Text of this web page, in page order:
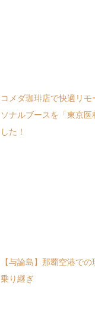
コメダ珈琲店で快適リ
ソナルブースを「東京
した！
【与論島】那覇空港で
乗り継ぎ